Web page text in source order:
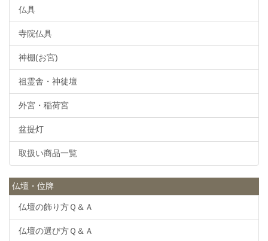
仏具
寺院仏具
神棚(お宮)
祖霊舎・神徒壇
外宮・稲荷宮
盆提灯
取扱い商品一覧
仏壇・位牌
仏壇の飾り方Ｑ＆Ａ
仏壇の選び方Ｑ＆Ａ